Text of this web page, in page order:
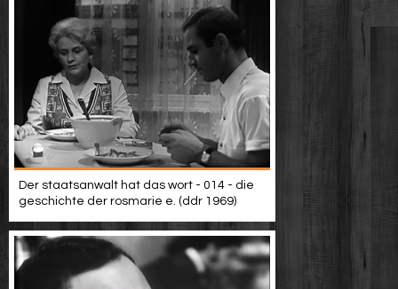
Der staatsanwalt hat das wort - 014 - die
geschichte der rosmarie e. (ddr 1969)